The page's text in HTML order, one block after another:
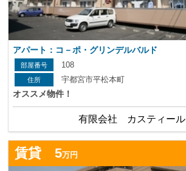
アパート：コ－ポ・グリンデルバルド
108
宇都宮市平松本町
オススメ物件！
有限会社 カスティール
賃貸 5万円